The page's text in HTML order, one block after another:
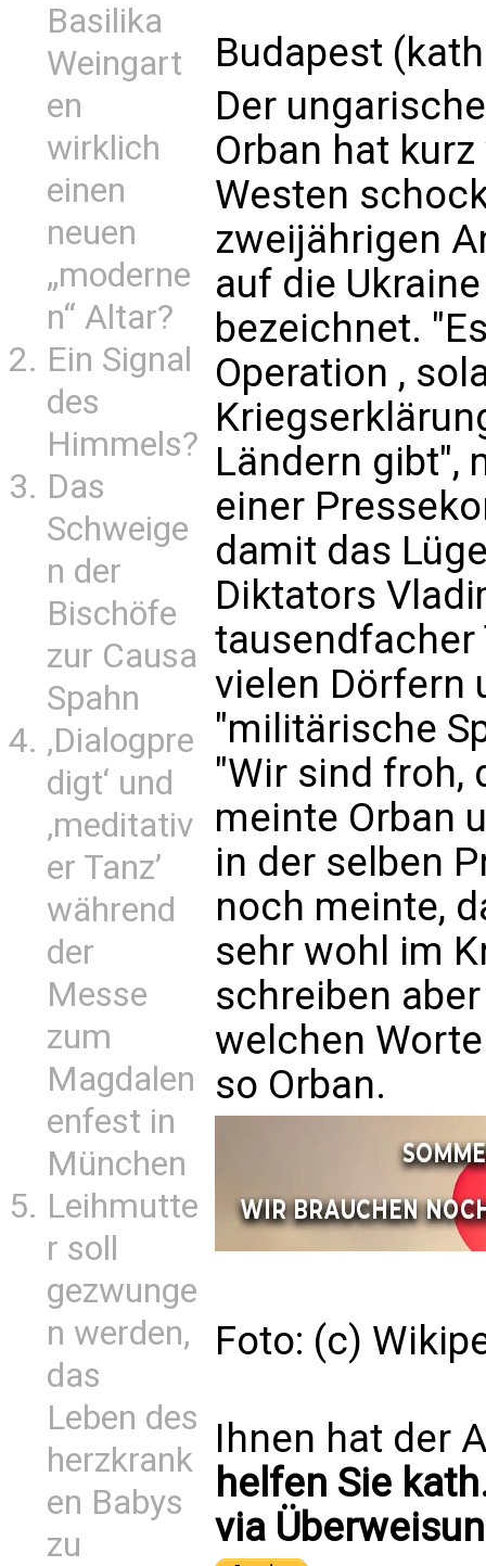
Basilika
Weingart
en
wirklich
einen
neuen
„moderne
n“ Altar?
Ein Signal
des
Himmels?
Das
Schweige
n der
Bischöfe
zur Causa
Spahn
‚Dialogpre
digt‘ und
‚meditativ
er Tanz’
während
der
Messe
zum
Magdalen
enfest in
München
Leihmutte
r soll
gezwunge
n werden,
das
Leben des
herzkrank
en Babys
zu
Budapest
Der
Orban hat
Westen
zweijährigen
auf die
bezeichnet.
Operation ,
Ländern gibt",
einer
damit das
Diktators
tausendfacher
vielen Dörfern
"militärische
"Wir sind froh,
meinte Orban
in der selben
noch meinte,
sehr wohl im
schreiben
welchen
so Orban.
Foto: (c)
Ihnen hat der
helfen Sie
via